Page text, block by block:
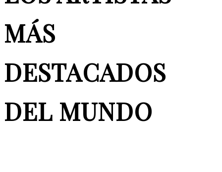
MÁS
DESTACADOS
DEL MUNDO